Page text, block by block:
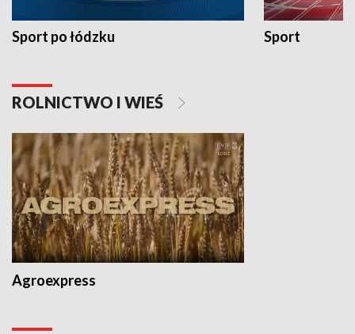
Sport po łódzku Sport
ROLNICTWO I WIEŚ
Agroexpress